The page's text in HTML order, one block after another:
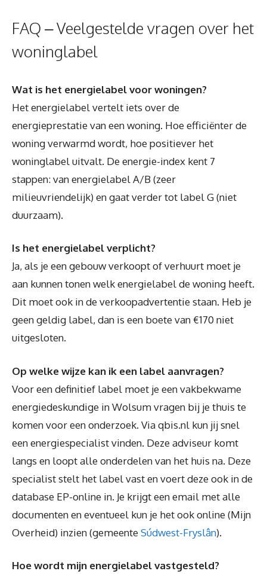
FAQ – Veelgestelde vragen over het
woninglabel
Wat is het energielabel voor woningen?
Het energielabel vertelt iets over de
energieprestatie van een woning. Hoe efficiënter de
woning verwarmd wordt, hoe positiever het
woninglabel uitvalt. De energie-index kent 7
stappen: van energielabel A/B (zeer
milieuvriendelijk) en gaat verder tot label G (niet
duurzaam).
Is het energielabel verplicht?
Ja, als je een gebouw verkoopt of verhuurt moet je
aan kunnen tonen welk energielabel de woning heeft.
Dit moet ook in de verkoopadvertentie staan. Heb je
geen geldig label, dan is een boete van €170 niet
uitgesloten.
Op welke wijze kan ik een label aanvragen?
Voor een definitief label moet je een vakbekwame
energiedeskundige in Wolsum vragen bij je thuis te
komen voor een onderzoek. Via qbis.nl kun jij snel
een energiespecialist vinden. Deze adviseur komt
langs en loopt alle onderdelen van het huis na. Deze
specialist stelt het label vast en voert deze ook in de
database EP-online in. Je krijgt een email met alle
documenten en eventueel kun je het ook online (Mijn
Overheid) inzien (gemeenteSúdwest-Fryslân).
Hoe wordt mijn energielabel vastgesteld?